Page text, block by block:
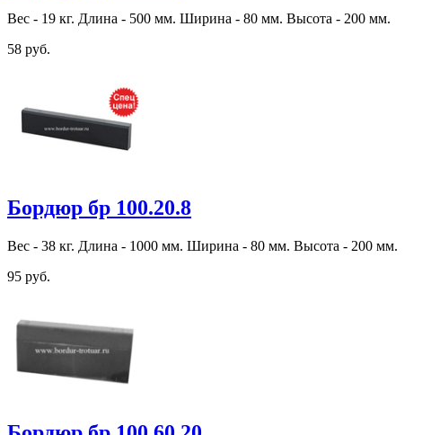
Вес - 19 кг. Длина - 500 мм. Ширина - 80 мм. Высота - 200 мм.
58 руб.
Бордюр бр 100.20.8
Вес - 38 кг. Длина - 1000 мм. Ширина - 80 мм. Высота - 200 мм.
95 руб.